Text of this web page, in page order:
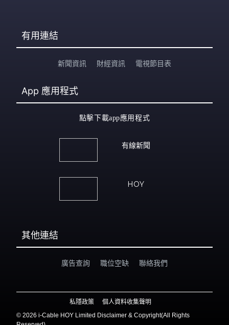
有用連結
新聞資訊 財經資訊 電視節目表
App 應用程式
點擊下載app應用程式
有線新聞
HOY
其他連結
廣告查詢 職位空缺 聯絡我們
私隱政策
個人資料收集聲明
© 2026 i-Cable HOY Limited Disclaimer & Copyright(All Rights